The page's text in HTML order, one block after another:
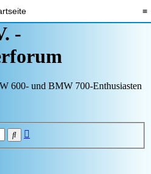
≡
-
600- und BMW 700-Enthusiasten
Suche